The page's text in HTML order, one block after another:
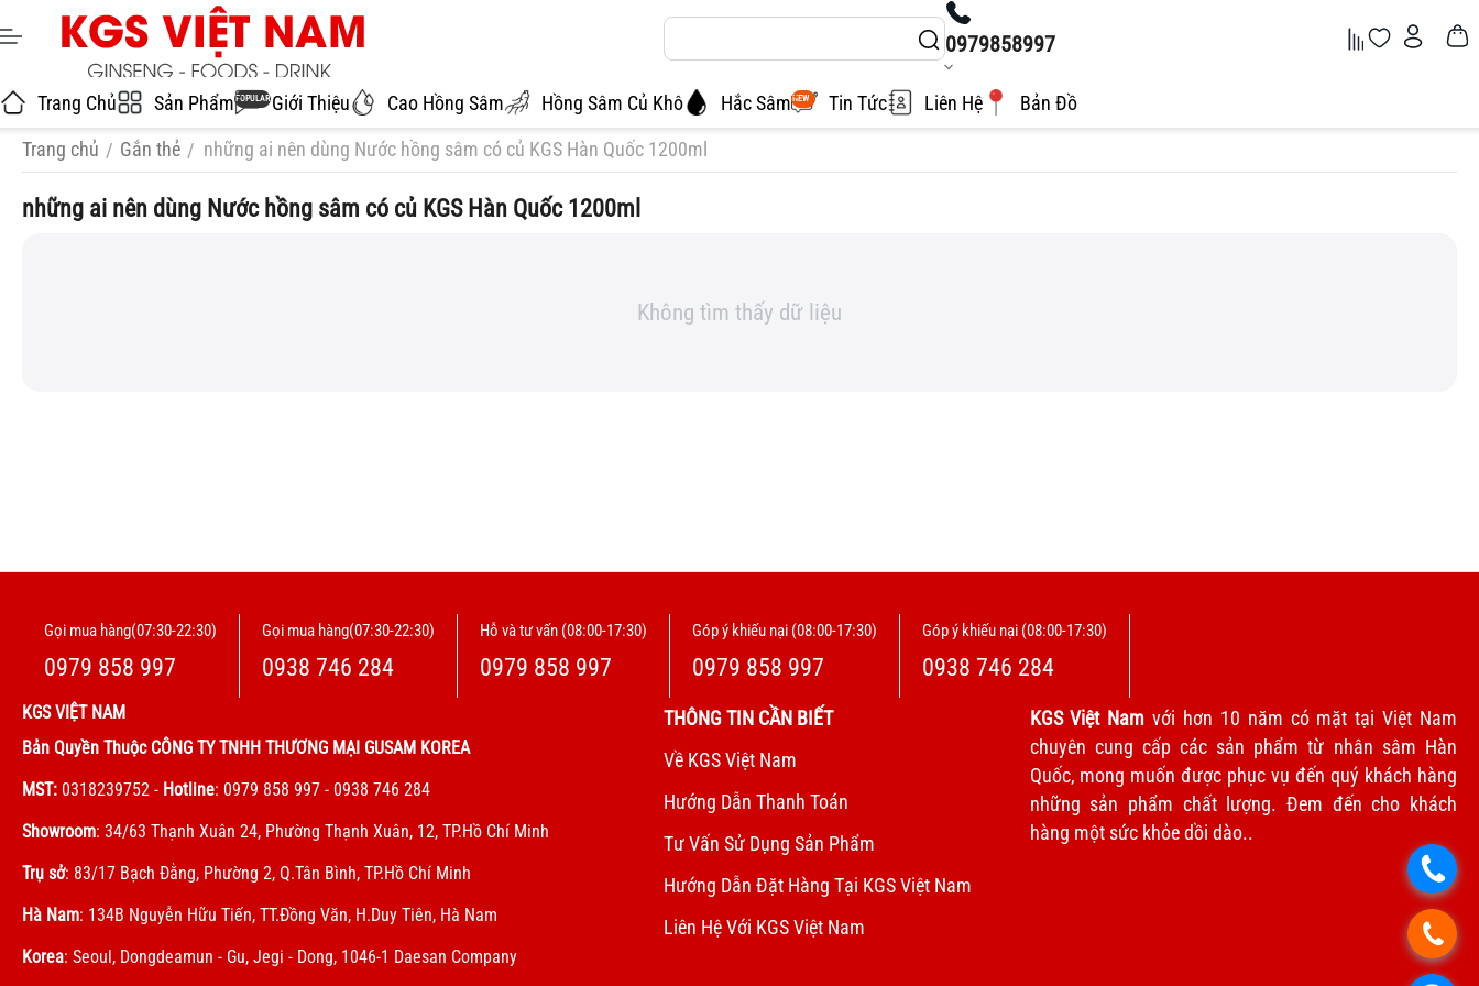
0979858997
Trang Chủ Sản Phẩm POPULAR Giới Thiệu Cao Hồng Sâm Hồng Sâm Củ Khô Hắc Sâm NEW Tin Tức Liên Hệ Bản Đồ
Trang chủ / Gắn thẻ / những ai nên dùng Nước hồng sâm có củ KGS Hàn Quốc 1200ml
những ai nên dùng Nước hồng sâm có củ KGS Hàn Quốc 1200ml
Không tìm thấy dữ liệu
Gọi mua hàng(07:30-22:30)
0979 858 997
Gọi mua hàng(07:30-22:30)
0938 746 284
Hỗ và tư vấn (08:00-17:30)
0979 858 997
Góp ý khiếu nại (08:00-17:30)
0979 858 997
Góp ý khiếu nại (08:00-17:30)
0938 746 284
KGS VIỆT NAM
Bản Quyền Thuộc CÔNG TY TNHH THƯƠNG MẠI GUSAM KOREA
MST: 0318239752 - Hotline: 0979 858 997 - 0938 746 284
Showroom: 34/63 Thạnh Xuân 24, Phường Thạnh Xuân, 12, TP.Hồ Chí Minh
Trụ sở: 83/17 Bạch Đằng, Phường 2, Q.Tân Bình, TP.Hồ Chí Minh
Hà Nam: 134B Nguyễn Hữu Tiến, TT.Đồng Văn, H.Duy Tiên, Hà Nam
Korea: Seoul, Dongdeamun - Gu, Jegi - Dong, 1046-1 Daesan Company
THÔNG TIN CẦN BIẾT
Về KGS Việt Nam
Hướng Dẫn Thanh Toán
Tư Vấn Sử Dụng Sản Phẩm
Hướng Dẫn Đặt Hàng Tại KGS Việt Nam
Liên Hệ Với KGS Việt Nam
KGS Việt Nam với hơn 10 năm có mặt tại Việt Nam
chuyên cung cấp các sản phẩm từ nhân sâm Hàn
Quốc, mong muốn được phục vụ đến quý khách hàng
những sản phẩm chất lượng. Đem đến cho khách
hàng một sức khỏe dồi dào..
.
.